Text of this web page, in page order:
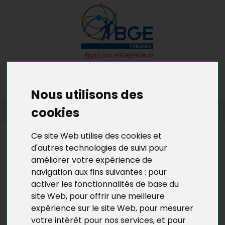
Nous utilisons des
cookies
Ce site Web utilise des cookies et
d'autres technologies de suivi pour
améliorer votre expérience de
navigation aux fins suivantes : pour
activer les fonctionnalités de base du
site Web, pour offrir une meilleure
expérience sur le site Web, pour mesurer
votre intérêt pour nos services,et pour
L’ACTU DE BGE YVELINES
D’ENTREPRISES EN YVELINES
L’ACTU DE BGE YVELINES
BILAN DU 1ER "GROUPEMENT DE
CRÉATEURS" DES YVELINES
La Mission Locale du mantois a créé en 2016 un
"Groupement de créateurs" en partenariat avec l'IUT